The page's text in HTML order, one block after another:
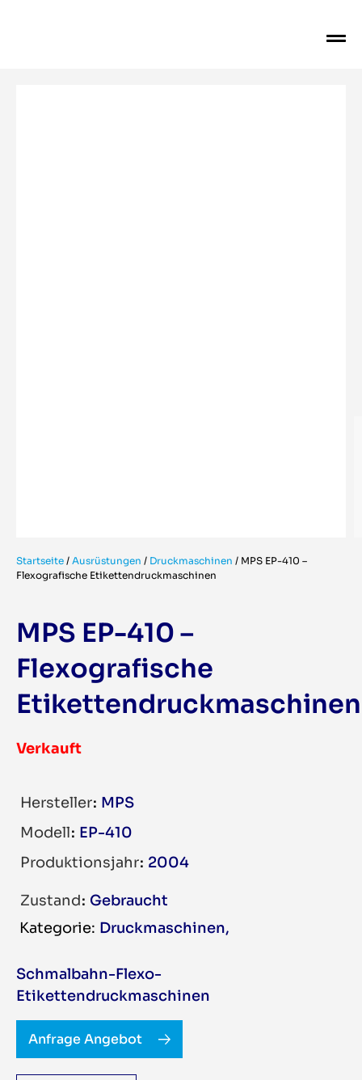
Startseite / Ausrüstungen / Druckmaschinen / MPS EP-410 –
Flexografische Etikettendruckmaschinen
MPS EP-410 –
Flexografische
Etikettendruckmaschinen
Verkauft
Hersteller MPS
Modell EP-410
Produktionsjahr 2004
Zustand Gebraucht
Druckmaschinen
Schmalbahn-Flexo-
Etikettendruckmaschinen
Anfrage Angebot